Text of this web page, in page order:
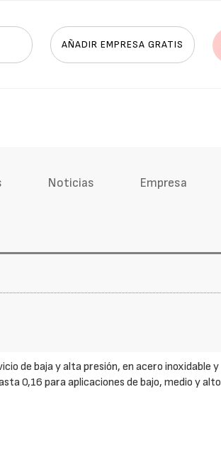
AÑADIR EMPRESA GRATIS
Noticias Empresa
de baja y alta presión, en acero inoxidable y
0,16 para aplicaciones de bajo, medio y alto